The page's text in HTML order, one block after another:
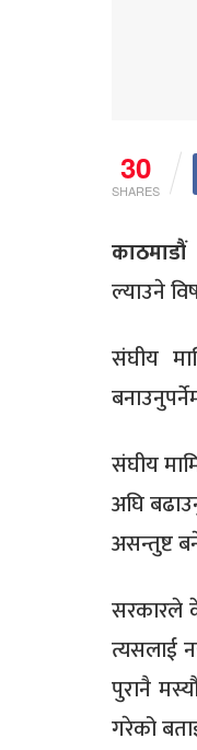
30
SHARES
काठमाडौं
ल्याउने
संघीय
संघीय
अघि
असन्तुष्ट
सरकारले
त्यसलाई
पुरानै
गरेको